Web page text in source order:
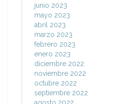
junio 2023
mayo 2023
abril 2023
marzo 2023
febrero 2023
enero 2023
diciembre 2022
noviembre 2022
octubre 2022
septiembre 2022